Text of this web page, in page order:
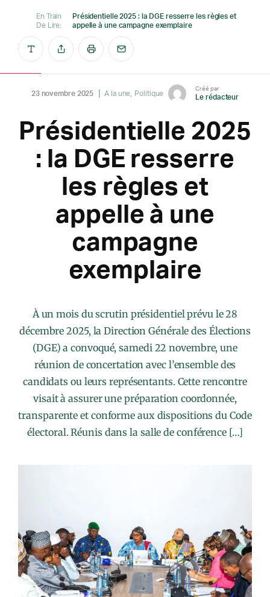
En Train
De Lire:
Présidentielle 2025 : la DGE resserre les règles et
appelle à une campagne exemplaire
23 novembre 2025 A la une Politique
Créé par
Le rédacteur
Présidentielle 2025
: la DGE resserre
les règles et
appelle à une
campagne
exemplaire
À un mois du scrutin présidentiel prévu le 28
décembre 2025, la Direction Générale des Élections
(DGE) a convoqué, samedi 22 novembre, une
réunion de concertation avec l’ensemble des
candidats ou leurs représentants. Cette rencontre
visait à assurer une préparation coordonnée,
transparente et conforme aux dispositions du Code
électoral. Réunis dans la salle de conférence […]